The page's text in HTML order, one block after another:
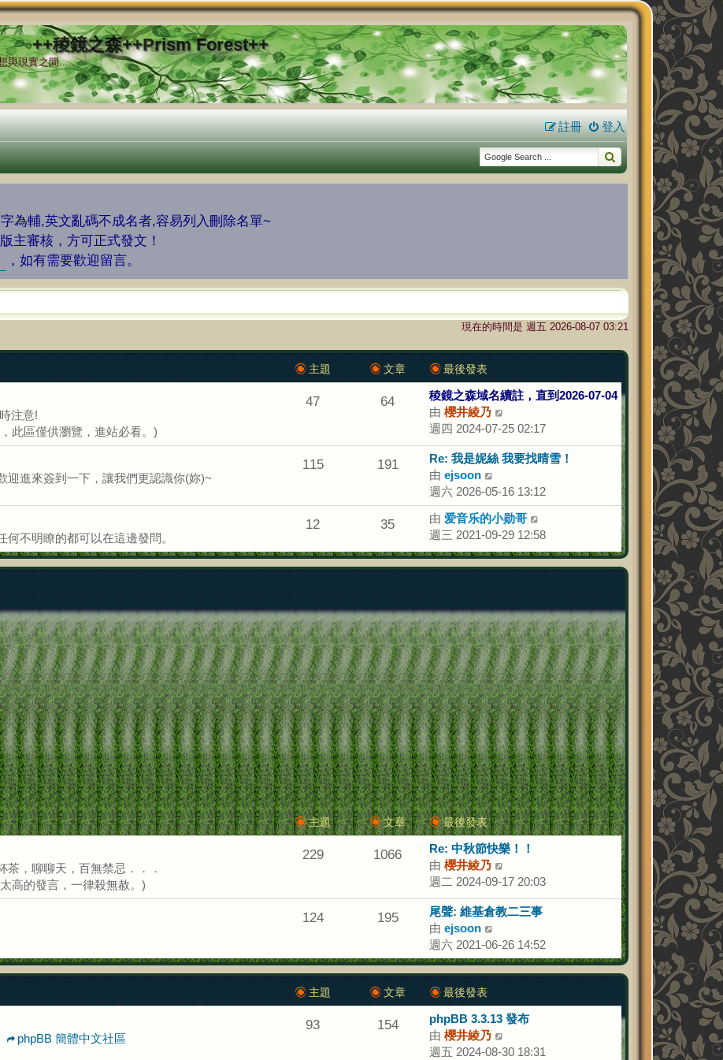
++稜鏡之森++Prism Forest++
與現實之間.....
登入
註冊
為輔,英文亂碼不成名者,容易列入刪除名單~
主審核，方可正式發文！
，如有需要歡迎留言。
現在的時間是 週五 2026-08-07 03:21
主題 文章 最後發表
注意!
此區僅供瀏覽，進站必看。)
47 64
稜鏡之森域名續註，直到2026-07-04
由 櫻井綾乃
視
最
後
表
週四 2024-07-25 02:17
迎進來簽到一下，讓我們更認識你(妳)~
115 191
Re: 我是妮絲 我要找晴雪！
由 ejsoon
視
最
後
發
表
週六 2026-05-16 13:12
不明瞭的都可以在這邊發問。
12 35 由 爱音乐的小勋哥
視
最
後
週三 2021-09-29 12:58
主題 文章 最後發表
，聊聊天，百無禁忌．．．
高的發言，一律殺無赦。)
229 1066
Re: 中秋節快樂！！
由 櫻井綾乃
視
最
後
表
週二 2024-09-17 20:03
124 195
尾聲: 維基倉教二三事
由 ejsoon
視
最
後
表
週六 2021-06-26 14:52
主題 文章 最後發表
phpBB 簡體中文社區
93 154
phpBB 3.3.13 發布
由 櫻井綾乃
視
週五 2024-08-30 18:31